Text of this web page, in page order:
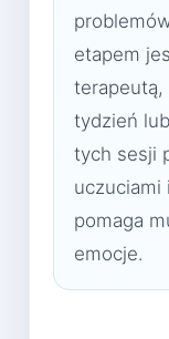
etapem
terapeutą,
tydzień
tych sesji
uczuciami
pomaga
emocje.